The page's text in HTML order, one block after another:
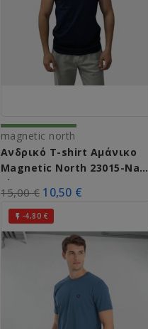
magnetic north
Ανδρικό T-shirt Αμάνικο
Magnetic North 23015-Navy
Blue
15,00 € 10,50 €
 -4,80 €